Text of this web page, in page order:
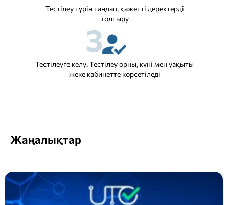
Тестілеу түрін таңдап, қажетті деректерді
толтыру
3
Тестілеуге келу. Тестілеу орны, күні мен уақыты
жеке кабинетте көрсетіледі
Жаңалықтар